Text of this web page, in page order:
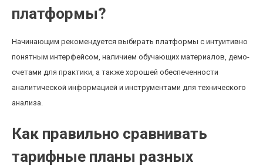
платформы?
Начинающим рекомендуется выбирать платформы с интуитивно
понятным интерфейсом, наличием обучающих материалов, демо-
счетами для практики, а также хорошей обеспеченности
аналитической информацией и инструментами для технического
анализа.
Как правильно сравнивать
тарифные планы разных